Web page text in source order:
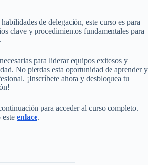
de delegación, este curso es para
clave y procedimientos fundamentales para
para liderar equipos exitosos y
No pierdas esta oportunidad de aprender y
¡Inscríbete ahora y desbloquea tu
para acceder al curso completo.
este enlace.